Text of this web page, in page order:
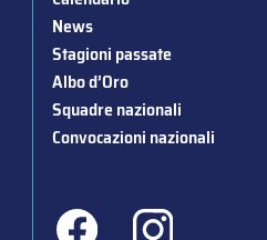
News
Stagioni passate
Albo d’Oro
Squadre nazionali
Convocazioni nazionali